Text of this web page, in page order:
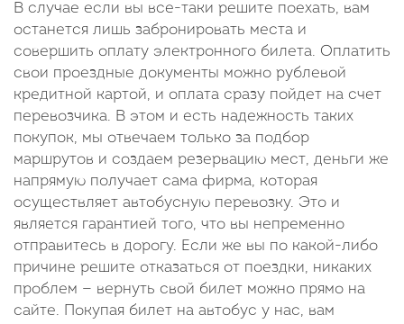
В случае если вы все-таки решите поехать, вам
останется лишь забронировать места и
совершить оплату электронного билета. Оплатить
свои проездные документы можно рублевой
кредитной картой, и оплата сразу пойдет на счет
перевозчика. В этом и есть надежность таких
покупок, мы отвечаем только за подбор
маршрутов и создаем резервацию мест, деньги же
напрямую получает сама фирма, которая
осуществляет автобусную перевозку. Это и
является гарантией того, что вы непременно
отправитесь в дорогу. Если же вы по какой-либо
причине решите отказаться от поездки, никаких
проблем — вернуть свой билет можно прямо на
сайте. Покупая билет на автобус у нас, вам